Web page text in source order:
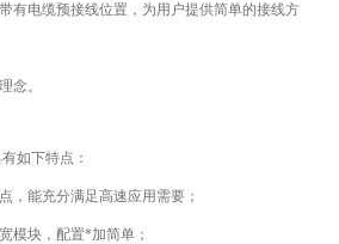
有电缆预接线位置，为用户提供简单的接线方
念。
如下特点：
，能充分满足高速应用需要；
模块，配置*加简单；